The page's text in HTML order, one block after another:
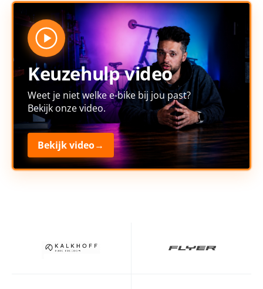
Keuzehulp video
Weet je niet welke e-bike bij jou past?
Bekijk onze video.
Bekijk video→